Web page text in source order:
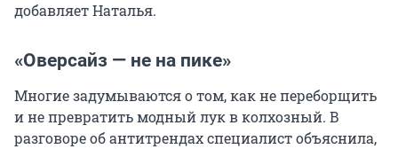
добавляет Наталья.
«Оверсайз — не на пике»
Многие задумываются о том, как не переборщить
и не превратить модный лук в колхозный. В
разговоре об антитрендах специалист объяснила,